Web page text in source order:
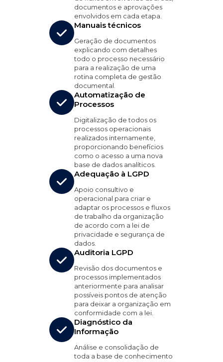
documentos e aprovações
envolvidos em cada etapa.
Manuais técnicos
Geração de documentos
explicando com detalhes
todo o processo necessário
para a realização de uma
rotina completa de gestão
documental.
Automatização de
Processos
Digitalização de todos os
processos operacionais
realizados internamente,
proporcionando benefícios
como o acesso a uma nova
base de dados analíticos.
Adequação à LGPD
Apoio consultivo e
operacional para criar e
adaptar os processos e fluxos
de trabalho da organização
de acordo com a lei de
privacidade e segurança de
dados.
Auditoria LGPD
Revisão dos documentos e
processos implementados
anteriormente para analisar
possíveis pontos de atenção
para deixar a organização em
conformidade com a lei.
Diagnóstico da
Informação
Análise e consolidação de
toda a base de conhecimento